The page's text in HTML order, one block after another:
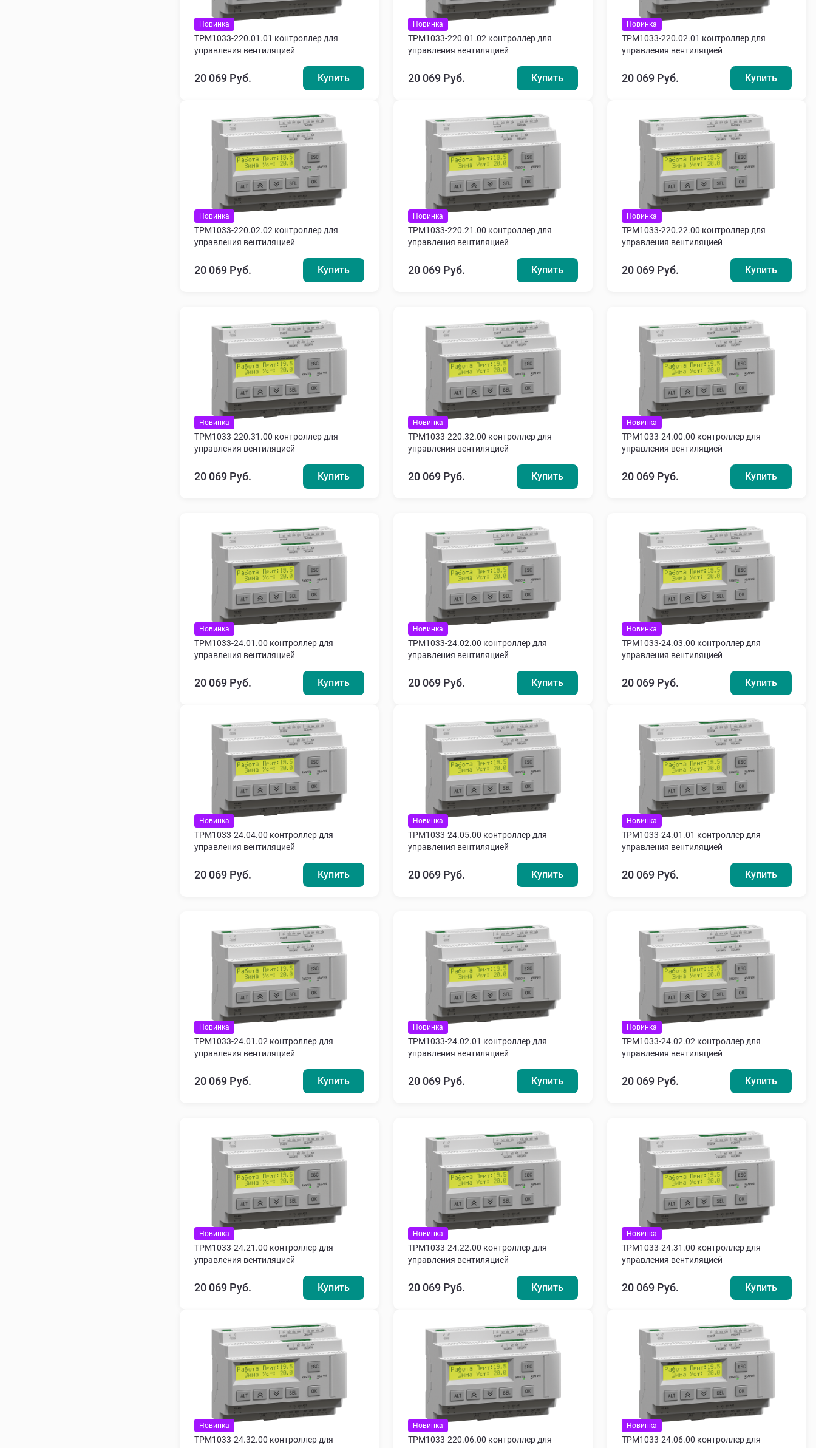
Новинка
ТРМ1033-220.01.01 контроллер для
управления вентиляцией
20 069 Руб. Купить
Новинка
ТРМ1033-220.01.02 контроллер для
управления вентиляцией
20 069 Руб. Купить
Новинка
ТРМ1033-220.02.01 контроллер для
управления вентиляцией
20 069 Руб. Купить
Новинка
ТРМ1033-220.02.02 контроллер для
управления вентиляцией
20 069 Руб. Купить
Новинка
ТРМ1033-220.21.00 контроллер для
управления вентиляцией
20 069 Руб. Купить
Новинка
ТРМ1033-220.22.00 контроллер для
управления вентиляцией
20 069 Руб. Купить
Новинка
ТРМ1033-220.31.00 контроллер для
управления вентиляцией
20 069 Руб. Купить
Новинка
ТРМ1033-220.32.00 контроллер для
управления вентиляцией
20 069 Руб. Купить
Новинка
ТРМ1033-24.00.00 контроллер для
управления вентиляцией
20 069 Руб. Купить
Новинка
ТРМ1033-24.01.00 контроллер для
управления вентиляцией
20 069 Руб. Купить
Новинка
ТРМ1033-24.02.00 контроллер для
управления вентиляцией
20 069 Руб. Купить
Новинка
ТРМ1033-24.03.00 контроллер для
управления вентиляцией
20 069 Руб. Купить
Новинка
ТРМ1033-24.04.00 контроллер для
управления вентиляцией
20 069 Руб. Купить
Новинка
ТРМ1033-24.05.00 контроллер для
управления вентиляцией
20 069 Руб. Купить
Новинка
ТРМ1033-24.01.01 контроллер для
управления вентиляцией
20 069 Руб. Купить
Новинка
ТРМ1033-24.01.02 контроллер для
управления вентиляцией
20 069 Руб. Купить
Новинка
ТРМ1033-24.02.01 контроллер для
управления вентиляцией
20 069 Руб. Купить
Новинка
ТРМ1033-24.02.02 контроллер для
управления вентиляцией
20 069 Руб. Купить
Новинка
ТРМ1033-24.21.00 контроллер для
управления вентиляцией
20 069 Руб. Купить
Новинка
ТРМ1033-24.22.00 контроллер для
управления вентиляцией
20 069 Руб. Купить
Новинка
ТРМ1033-24.31.00 контроллер для
управления вентиляцией
20 069 Руб. Купить
Новинка
ТРМ1033-24.32.00 контроллер для
Новинка
ТРМ1033-220.06.00 контроллер для
Новинка
ТРМ1033-24.06.00 контроллер для